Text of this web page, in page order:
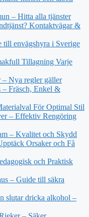
– Hitta alla tjänster
Kontaktvägar &
till envägshyra i Sverige
Tillagning Varje
– Nya regler gäller
Fräsch, Enkel &
För Optimal Stil
– Effektiv Rengöring
– Kvalitet och Skydd
Orsaker och Få
och Praktisk
– Guide till säkra
slutar dricka alkohol –